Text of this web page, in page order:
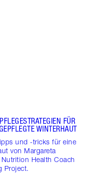
FÜR
WINTERHAUT
und -tricks für eine
von Margareta
Health Coach
Project.